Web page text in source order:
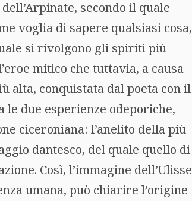
secondo il quale
voglia di sapere qualsiasi cosa,
si rivolgono gli spiriti più
mitico che tuttavia, a causa
alta, conquistata dal poeta con il
le due esperienze odeporiche,
ciceroniana: l’anelito della più
dantesco, del quale quello di
Così, l’immagine dell’Ulisse
umana, può chiarire l’origine